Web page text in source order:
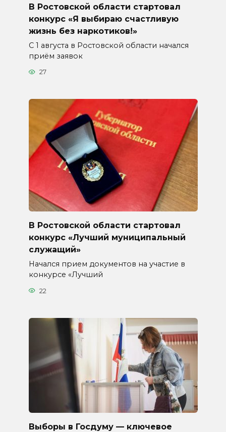
В Ростовской области стартовал
конкурс «Я выбираю счастливую
жизнь без наркотиков!»
С 1 августа в Ростовской области начался
приём заявок
27
В Ростовской области стартовал
конкурс «Лучший муниципальный
служащий»
Начался прием документов на участие в
конкурсе «Лучший
22
Выборы в Госдуму — ключевое